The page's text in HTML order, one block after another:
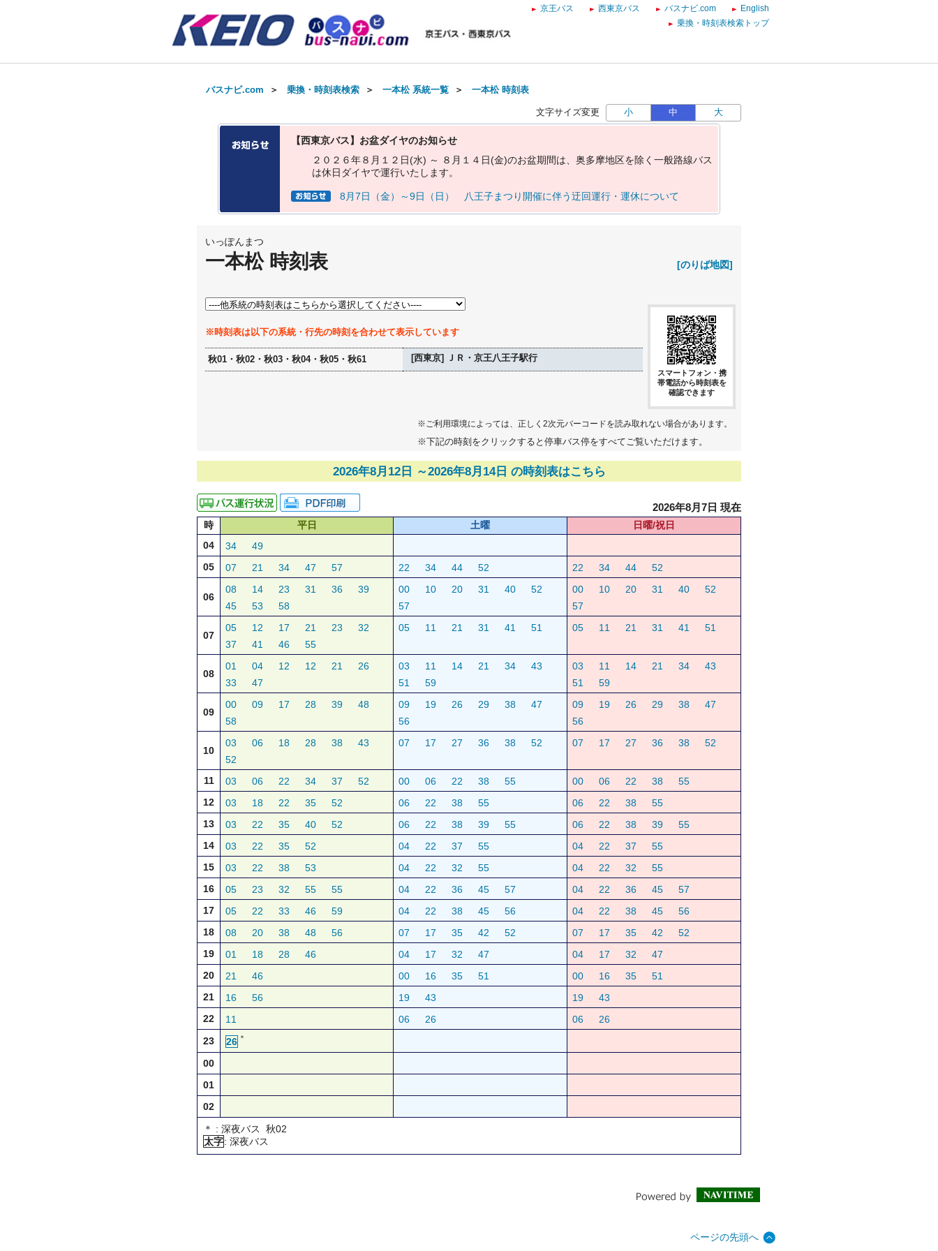
京王バス 西東京バス バスナビ.com
English
乗換・時刻表検索トップ
バスナビ.com ＞ 乗換・時刻表検索 ＞ 一本松 系統一覧 ＞ 一本松 時刻表
文字サイズ変更 小 中 大
【西東京バス】お盆ダイヤのお知らせ
２ ０ ２ ６年８ 月 １ ２ 日(水) ～ ８ 月 １ ４ 日(金)のお盆期間は 奥多摩地区を除 く 一般路線バス
は休日 ダイヤで運行いた し ます。
8月7日（金）～9日（日） 八王子まつり開催に伴う迂回運行・運休について
いっぽんまつ
一本松 時刻表 [のりば地図]
※時刻表は以下の系統・行先の時刻を合わせて表示しています
秋01・秋02・秋03・秋04・秋05・秋61 [西東京] ＪＲ・京王八王子駅行
スマートフォン・携
帯電話から時刻表を
確認できます
※ご利用環境によっては、正しく2次元バーコードを読み取れない場合があります。
※下記の時刻をクリックすると停車バス停をすべてご覧いただけます。
2026年8月12日 ～2026年8月14日 の時刻表はこちら
2026年8月7日 現在
時 平日 土曜
日曜/祝日
04
34
49
05
07 21 34 47 57 22 34 44 52 22 34 44 52
06
08 14 23 31 36
39
45
53 58
00 10 20 31 40
52
57
00 10 20 31 40
52
57
07
05 12 17 21 23
32
37
41 46 55
05 11 21 31 41 51 05 11 21 31 41 51
08
01 04 12 12 21
26
33
47
03 11 14 21 34
43
51
59
03 11 14 21 34
43
51
59
09
00 09 17 28 39
48
58
09 19 26 29 38
47
56
09 19 26 29 38
47
56
10
03 06 18 28 38
43
52
07 17 27 36 38 52 07 17 27 36 38 52
11 03 06 22 34 37 52 00 06 22 38 55 00 06 22 38
55
12
03 18 22 35 52 06 22 38 55 06 22 38
55
13
03 22 35 40 52 06 22 38 39 55 06 22 38 39
55
14
03 22 35 52 04 22 37 55 04 22 37
55
15
03 22 38 53 04 22 32 55 04 22 32
55
16
05 23 32 55 55 04 22 36 45 57 04 22 36 45
57
17
05 22 33 46 59 04 22 38 45 56 04 22 38 45
56
18
08 20 38 48 56 07 17 35 42 52 07 17 35 42
52
19
01 18 28 46 04 17 32 47 04 17 32
47
20
21 46 00 16 35 51 00 16 35
51
21
16 56 19 43 19
43
22
11 06 26 06
26
23
26 ＊
00
01
02
＊ : 深夜バス 秋02
太字: 深夜バス
ページの先頭へ